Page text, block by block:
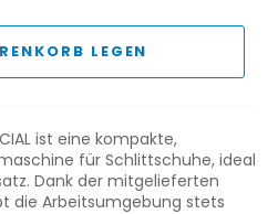
LEGEN
ist eine kompakte,
für Schlittschuhe, ideal
Dank der mitgelieferten
die Arbeitsumgebung stets